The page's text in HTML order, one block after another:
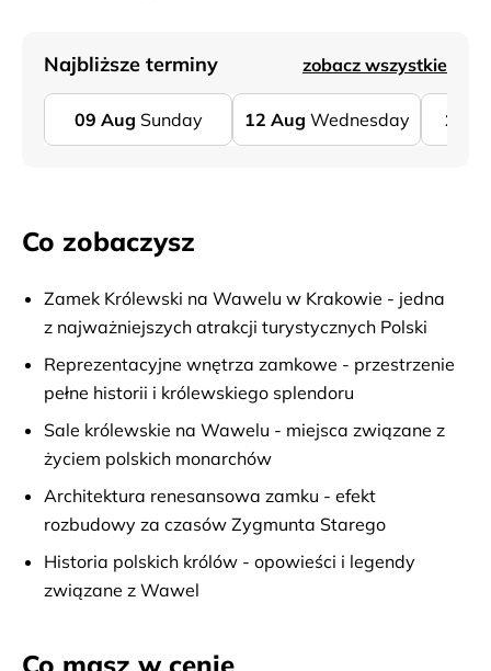
Najbliższe terminy zobacz wszystkie
09 Aug Sunday 12 Aug Wednesday 13
Co zobaczysz
Zamek Królewski na Wawelu w Krakowie - jedna
z najważniejszych atrakcji turystycznych Polski
Reprezentacyjne wnętrza zamkowe - przestrzenie
pełne historii i królewskiego splendoru
Sale królewskie na Wawelu - miejsca związane z
życiem polskich monarchów
Architektura renesansowa zamku - efekt
rozbudowy za czasów Zygmunta Starego
Historia polskich królów - opowieści i legendy
związane z Wawel
Co masz w cenie